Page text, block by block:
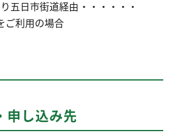
五日市街道経由・・・・・・
申し込み先